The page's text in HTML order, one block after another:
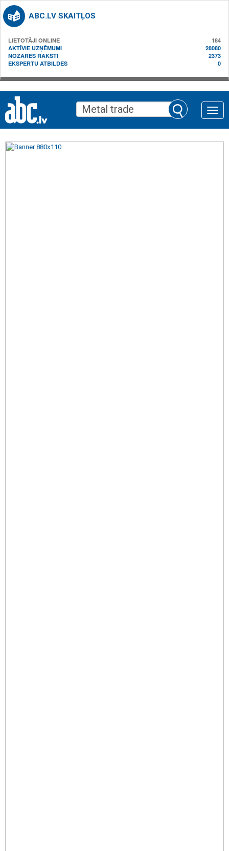
ABC.LV SKAITĻOS
LIETOTĀJI ONLINE
184
AKTĪVIE UZŅĒMUMI
28080
NOZARES RAKSTI
2373
EKSPERTU ATBILDES
0
Toggle